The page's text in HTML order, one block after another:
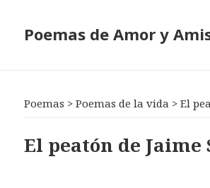
Poemas de Amor y
Poemas >Poemas de la vida >El
El peatón de Jaime